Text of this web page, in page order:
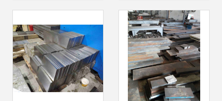
南
质供应商概况